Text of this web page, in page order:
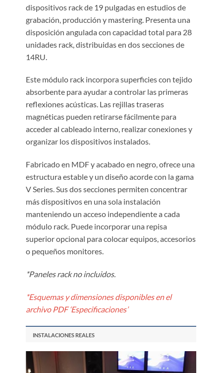
dispositivos rack de 19 pulgadas en estudios de
grabación, producción y mastering. Presenta una
disposición angulada con capacidad total para 28
unidades rack, distribuidas en dos secciones de
14RU.
Este módulo rack incorpora superficies con tejido
absorbente para ayudar a controlar las primeras
reflexiones acústicas. Las rejillas traseras
magnéticas pueden retirarse fácilmente para
acceder al cableado interno, realizar conexiones y
organizar los dispositivos instalados.
Fabricado en MDF y acabado en negro, ofrece una
estructura estable y un diseño acorde con la gama
V Series. Sus dos secciones permiten concentrar
más dispositivos en una sola instalación
manteniendo un acceso independiente a cada
módulo rack. Puede incorporar una repisa
superior opcional para colocar equipos, accesorios
o pequeños monitores.
*Paneles rack no incluidos.
*Esquemas y dimensiones disponibles en el
archivo PDF ‘Especificaciones’
INSTALACIONES REALES